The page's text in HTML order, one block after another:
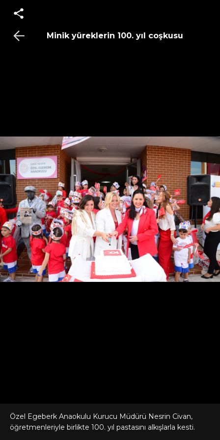
Minik yüreklerin 100. yıl coşkusu
Özel Egeberk Anaokulu Kurucu Müdürü Nesrin Civan,
öğretmenleriyle birlikte 100. yıl pastasını alkışlarla kesti.